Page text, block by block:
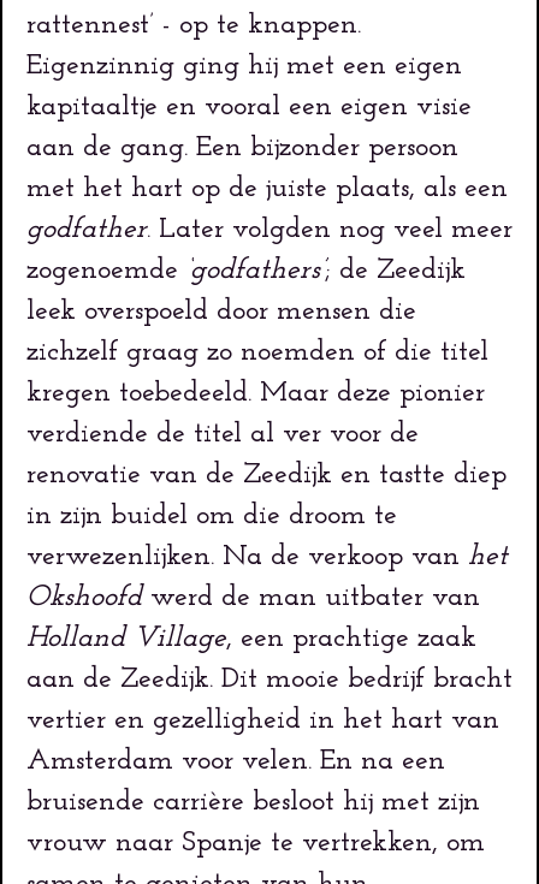
rattennest’ - op te knappen.
Eigenzinnig ging hij met een eigen
kapitaaltje en vooral een eigen visie
aan de gang. Een bijzonder persoon
met het hart op de juiste plaats, als een
godfather. Later volgden nog veel meer
zogenoemde ‘godfathers’; de Zeedijk
leek overspoeld door mensen die
zichzelf graag zo noemden of die titel
kregen toebedeeld. Maar deze pionier
verdiende de titel al ver voor de
renovatie van de Zeedijk en tastte diep
in zijn buidel om die droom te
verwezenlijken. Na de verkoop van het
Okshoofdwerd de man uitbater van
Holland Village, een prachtige zaak
aan de Zeedijk. Dit mooie bedrijf bracht
vertier en gezelligheid in het hart van
Amsterdam voor velen. En na een
bruisende carrière besloot hij met zijn
vrouw naar Spanje te vertrekken, om